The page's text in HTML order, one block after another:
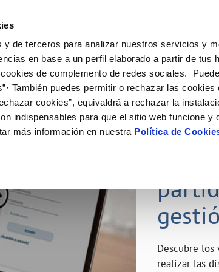
y de terceros para analizar nuestros servicios y
en base a un perfil elaborado a partir de tus
de complemento de redes sociales.
También puedes permitir o rechazar las
cookies”, equivaldrá a rechazar la
indispensables para que el sitio web funcione y
más información en nuestra Política de
de titular
de suministro
Actualizar
Actualizar
VER TODAS LAS GESTIONES
Tu Servicio
AL CLIENTE
contacto
de fuga interior
COMPROMISO DE
Carta de
Customer
Tu Agua
del agua
CUIDADOS DEL
Consejos de ahorro
Depósitos de
Conócenos
DE GESTIÓN Y CERTIFICADOS
23 ABR 2020
Descubre
realizar las